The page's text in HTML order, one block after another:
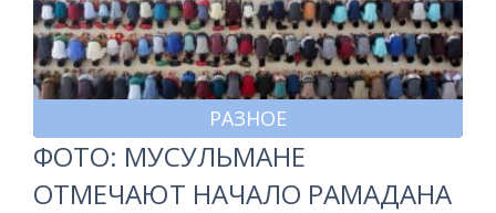
РАЗНОЕ
ФОТО: МУСУЛЬМАНЕ
ОТМЕЧАЮТ НАЧАЛО РАМАДАНА